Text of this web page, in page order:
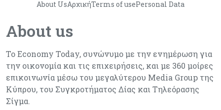
About us
Το Economy Today, συνώνυμο με την ενημέρωση για
την οικονομία και τις επιχειρήσεις, και με 360 μοίρες
επικοινωνία μέσω του μεγαλύτερου Media Group της
Κύπρου, του Συγκροτήματος Δίας και Τηλεόρασης
Σίγμα.
About UsΑρχικήTerms of usePersonal Data